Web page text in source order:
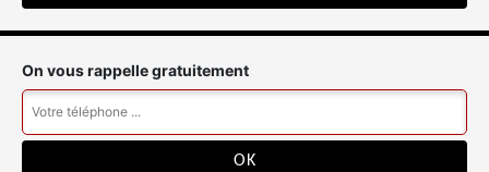
On vous rappelle gratuitement